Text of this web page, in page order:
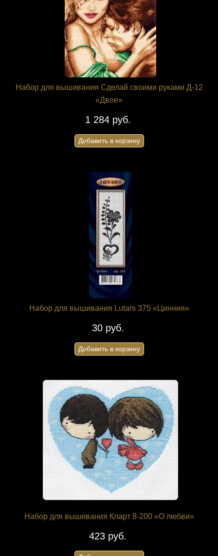
Набор для вышивания Сделай своими руками Д-12
«Двое»
1 284 руб.
Добавить в корзину
Набор для вышивания Lutars 375 «Цинния»
30 руб.
Добавить в корзину
Набор для вышивания Кларт 8-200 «О любви»
423 руб.